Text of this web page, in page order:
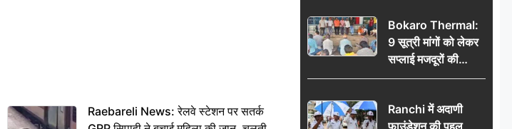
Raebareli News: रेलवे स्टेशन पर सतर्क
Bokaro Thermal:
9 सूत्री मांगों को लेकर
सप्लाई मजदूरों की
हुंकार, 12 अगस्त के
Ranchi में अदाणी
फाउंडेशन की पहल,